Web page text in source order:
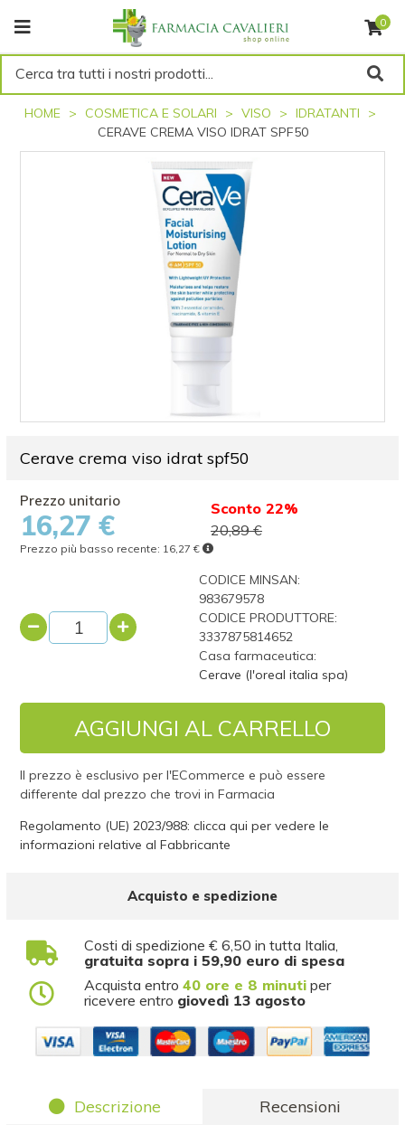
0
Cerca tra tutti i nostri prodotti...
HOME COSMETICA E SOLARI VISO
IDRATANTI
CERAVE CREMA VISO IDRAT SPF50
Cerave crema viso idrat spf50
16,27 €
Sconto 22%
20,89 €
Prezzo più basso recente: 16,27 €
CODICE MINSAN:
983679578
CODICE PRODUTTORE:
3337875814652
Casa farmaceutica:
Cerave (l'oreal italia spa)
AGGIUNGI AL CARRELLO
Il prezzo è esclusivo per l'ECommerce e può essere
differente dal prezzo che trovi in Farmacia
Regolamento (UE) 2023/988: clicca qui per vedere le
informazioni relative al Fabbricante
Acquisto e spedizione
Costi di spedizione € 6,50 in tutta Italia,
gratuita sopra i 59,90 euro di spesa
Acquista entro40 ore e 8 minuti per
ricevere entro giovedì 13 agosto
Descrizione Recensioni